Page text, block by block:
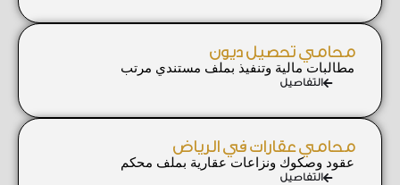
محامي تحصيل ديون
مطالبات مالية وتنفيذ بملف مستندي مرتب
التفاصيل
محامي عقارات في الرياض
عقود وصكوك ونزاعات عقارية بملف محكم
التفاصيل